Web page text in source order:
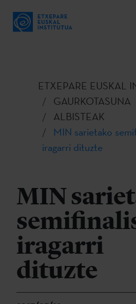
ETXEPARE EUSKAL
GAURKOTASUNA
ALBISTEAK
MIN sarietako
iragarri dituzte
MIN
iragarri
dituzte